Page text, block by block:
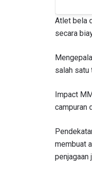
Atlet bela
secara
salah satu
Impact
campuran
membuat
penjagaan